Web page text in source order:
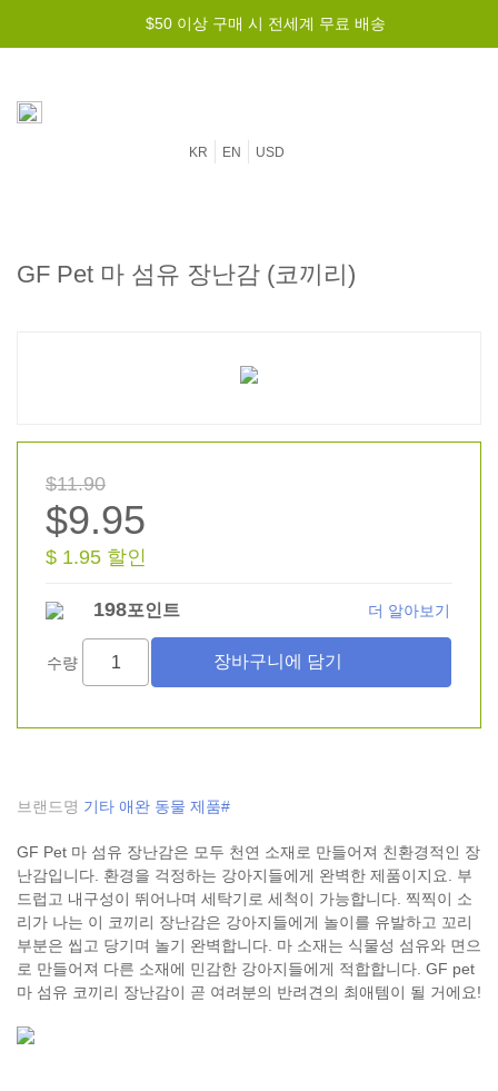
$50 이상 구매 시 전세계 무료 배송
KR EN USD
GF Pet 마 섬유 장난감 (코끼리)
$11.90
$9.95
$ 1.95 할인
198포인트 더 알아보기
수량
브랜드명 기타 애완 동물 제품#
GF Pet 마 섬유 장난감은 모두 천연 소재로 만들어져 친환경적인 장
난감입니다. 환경을 걱정하는 강아지들에게 완벽한 제품이지요. 부
드럽고 내구성이 뛰어나며 세탁기로 세척이 가능합니다. 찍찍이 소
리가 나는 이 코끼리 장난감은 강아지들에게 놀이를 유발하고 꼬리
부분은 씹고 당기며 놀기 완벽합니다. 마 소재는 식물성 섬유와 면으
로 만들어져 다른 소재에 민감한 강아지들에게 적합합니다. GF pet
마 섬유 코끼리 장난감이 곧 여려분의 반려견의 최애템이 될 거에요!